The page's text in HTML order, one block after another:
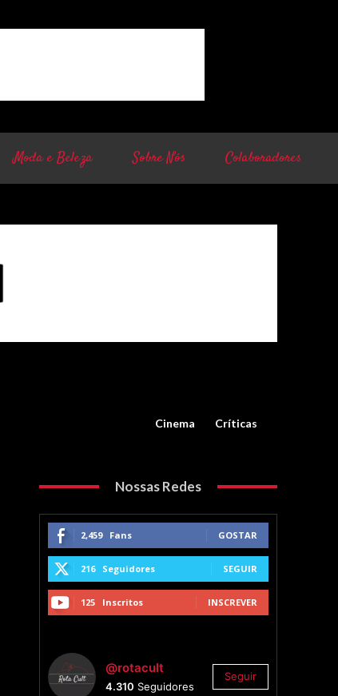
Moda e Beleza Sobre Nós Colaboradores
Cinema Críticas
Nossas Redes
2,459 Fans GOSTAR
216 Seguidores SEGUIR
125 Inscritos INSCREVER
@rotacult
4.310 Seguidores
Seguir